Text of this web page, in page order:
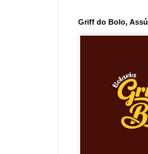
Griff do Bolo, Assú